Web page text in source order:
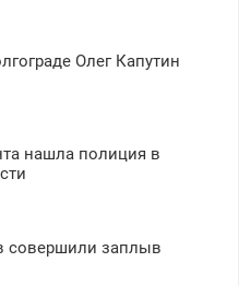
Олег Капутин
нашла полиция в
совершили заплыв